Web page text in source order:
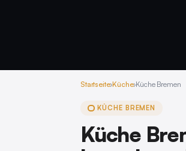
Startseite›Küche›Küche Bremen
KÜCHE BREMEN
Küche